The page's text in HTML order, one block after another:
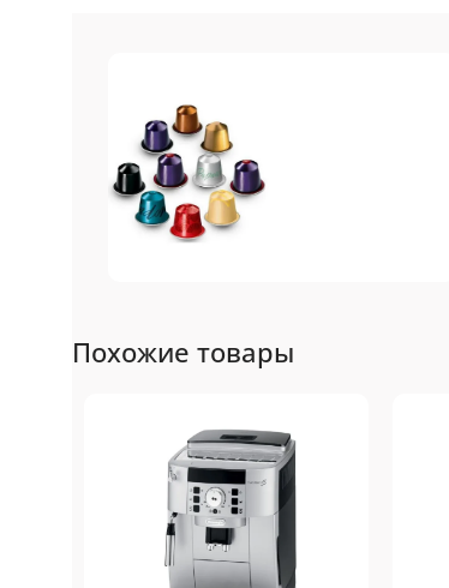
Original
Подробнее
Похожие товары